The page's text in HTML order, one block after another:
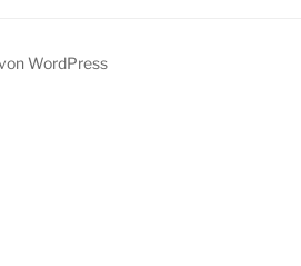
WordPress